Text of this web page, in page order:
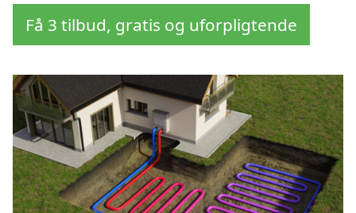
Få 3 tilbud, gratis og uforpligtende